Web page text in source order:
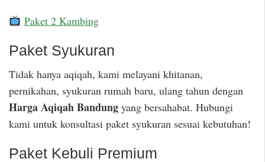
Paket 2 Kambing
Paket Syukuran
Tidak hanya aqiqah, kami melayani khitanan,
pernikahan, syukuran rumah baru, ulang tahun dengan
Harga Aqiqah Bandung yang bersahabat. Hubungi
kami untuk konsultasi paket syukuran sesuai kebutuhan!
Paket Kebuli Premium